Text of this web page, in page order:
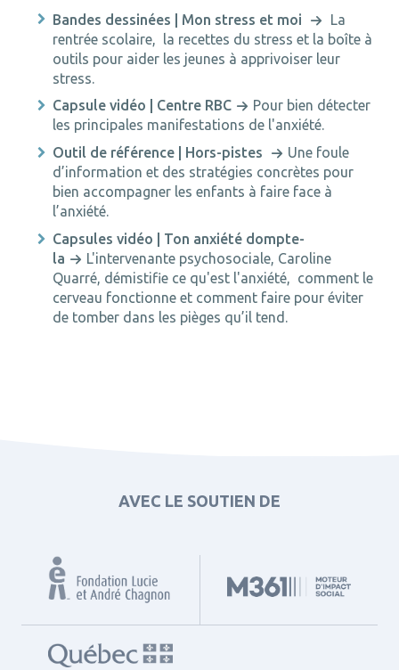
Bandes dessinées | Mon stress et moi
La
rentrée scolaire, la recettes du stress et la boîte à
outils pour aider les jeunes à apprivoiser leur
stress.
Capsule vidéo | Centre RBC
Pour bien détecter
les principales manifestations de l'anxiété.
Outil de référence | Hors-pistes
Une foule
d’information et des stratégies concrètes pour
bien accompagner les enfants à faire face à
l’anxiété.
Capsules vidéo | Ton anxiété dompte-
la
L'intervenante psychosociale, Caroline
Quarré, démistifie ce qu'est l'anxiété, comment le
cerveau fonctionne et comment faire pour éviter
de tomber dans les pièges qu’il tend.
AVEC LE SOUTIEN DE